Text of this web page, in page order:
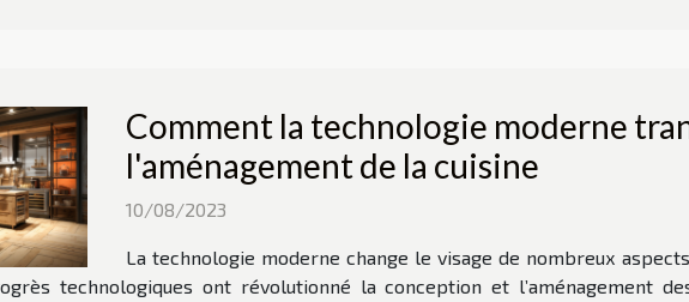
Comment la technologie moderne
l'aménagement de la cuisine
10/08/2023
La technologie moderne change le visage de nombreux
technologiques ont révolutionné la conception et l’aménagement